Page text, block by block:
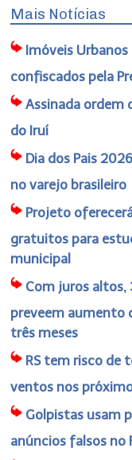
Mais Notícias
Imóveis
confiscados pela
Assinada ordem
do Iruí
Dia dos Pais
no varejo brasileiro
Projeto
gratuitos para
municipal
Com juros altos,
preveem aumento
três meses
RS tem risco de
ventos nos
Golpistas usam
anúncios falsos no